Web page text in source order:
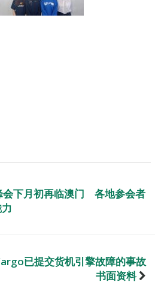
会下月初再临澳门 各地参会者
已提交货机引擎故障的事故
书面资料